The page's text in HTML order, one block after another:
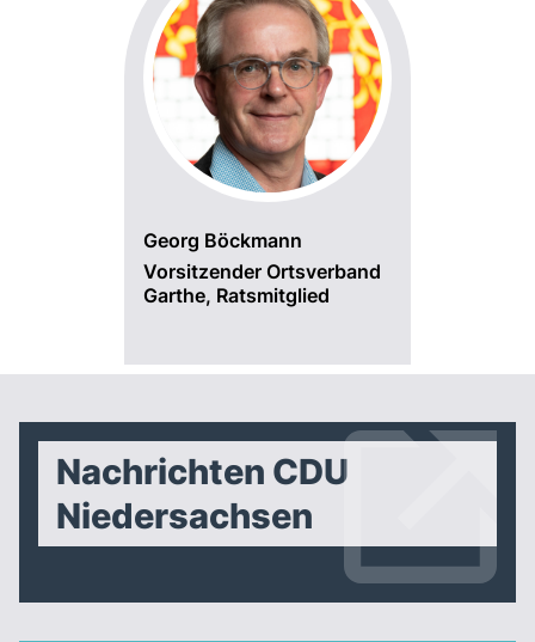
Georg Böckmann
Vorsitzender Ortsverband
Garthe, Ratsmitglied
Nachrichten CDU
Niedersachsen